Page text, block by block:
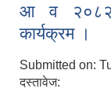
आ व २०८२/
कार्यक्रम ।
Submitted on:
दस्तावेज: